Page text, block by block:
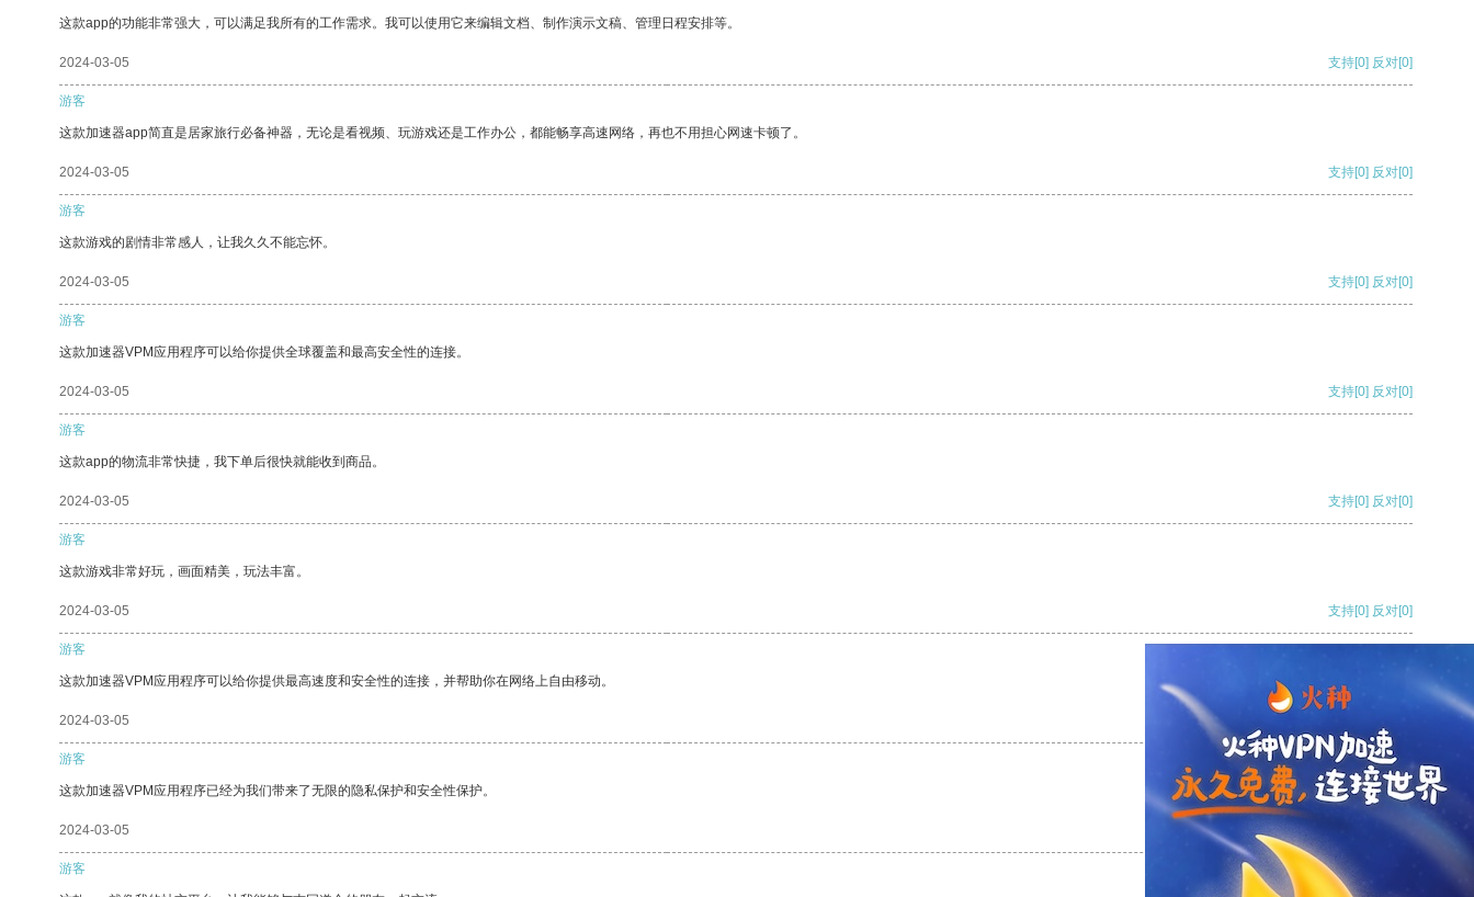
这款app的功能非常强大，可以满足我所有的工作需求。我可以使用它来编辑文档、制作演示文稿、管理日程安排等。
2024-03-05 支持[0] 反对[0]
游客
这款加速器app简直是居家旅行必备神器，无论是看视频、玩游戏还是工作办公，都能畅享高速网络，再也不用担心网速卡顿了。
2024-03-05 支持[0] 反对[0]
游客
这款游戏的剧情非常感人，让我久久不能忘怀。
2024-03-05 支持[0] 反对[0]
游客
这款加速器VPM应用程序可以给你提供全球覆盖和最高安全性的连接。
2024-03-05 支持[0] 反对[0]
游客
这款app的物流非常快捷，我下单后很快就能收到商品。
2024-03-05 支持[0] 反对[0]
游客
这款游戏非常好玩，画面精美，玩法丰富。
2024-03-05 支持[0] 反对[0]
游客
这款加速器VPM应用程序可以给你提供最高速度和安全性的连接，并帮助你在网络上自由移动。
2024-03-05
游客
这款加速器VPM应用程序已经为我们带来了无限的隐私保护和安全性保护。
2024-03-05 反对
游客